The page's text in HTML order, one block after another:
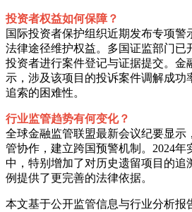
投资者权益如何保障？
国际投资者保护组织近期发布专项警
法律途径维护权益。多国证监部门已
投资者进行案件登记与证据提交。金
示，涉及该项目的投诉案件调解成功
追索的困难性。
行业监管趋势有何变化？
全球金融监管联盟最新会议纪要显示
管协作，建立跨国预警机制。2024
中，特别增加了对历史遗留项目的追
例提供了更完善的法律依据。
本文基于公开监管信息与行业分析报